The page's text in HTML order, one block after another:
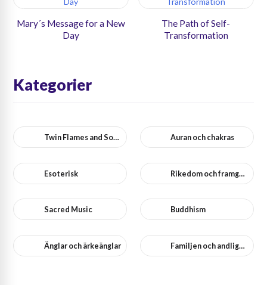
Mary´s Message for a New
Day
The Path of Self-
Transformation
Kategorier
Twin Flames and Soulmates Auran och chakras
Esoterisk Rikedom och framgång
Sacred Music Buddhism
Änglar och ärkeänglar Familjen och andlighet